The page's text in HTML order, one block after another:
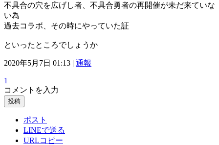
不具合の穴を広げし者、不具合勇者の再開催が未だ来ていな
い為
過去コラボ、その時にやっていた証
といったところでしょうか
2020年5月7日 01:13 | 通報
1
コメントを入力
投稿
ポスト
LINEで送る
URLコピー